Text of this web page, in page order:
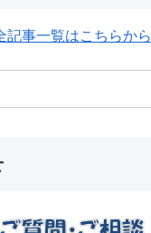
記事一覧はこちらから